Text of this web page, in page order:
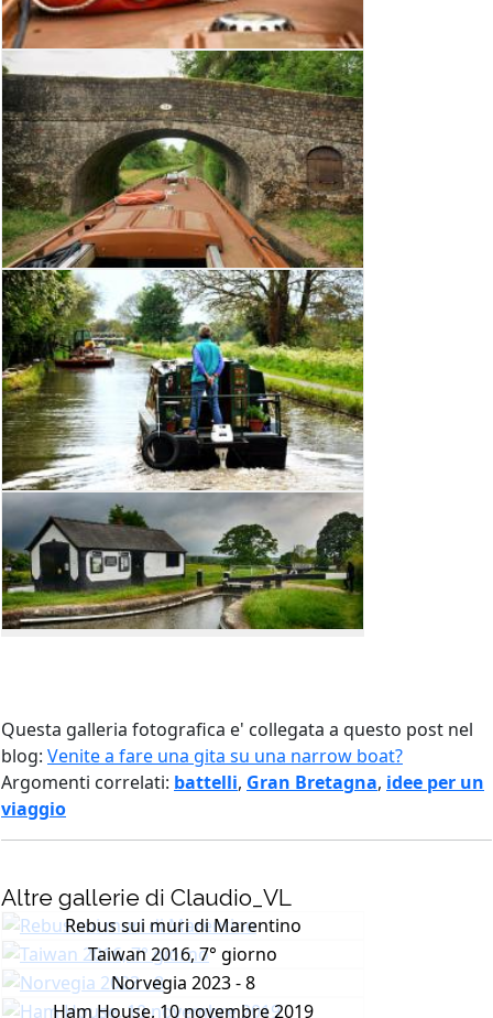
Questa galleria fotografica e' collegata a questo post nel
blog: Venite a fare una gita su una narrow boat?
Argomenti correlati: battelli, Gran Bretagna, idee per un
viaggio
Altre gallerie di Claudio_VL
Rebus sui muri di Marentino
Taiwan 2016, 7° giorno
Norvegia 2023 - 8
Ham House, 10 novembre 2019